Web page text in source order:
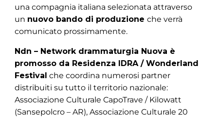
una compagnia italiana selezionata attraverso
un nuovo bando di produzione che verrà
comunicato prossimamente.
Ndn – Network drammaturgia Nuova è
promosso da Residenza IDRA / Wonderland
Festival che coordina numerosi partner
distribuiti su tutto il territorio nazionale:
Associazione Culturale CapoTrave / Kilowatt
(Sansepolcro – AR), Associazione Culturale 20